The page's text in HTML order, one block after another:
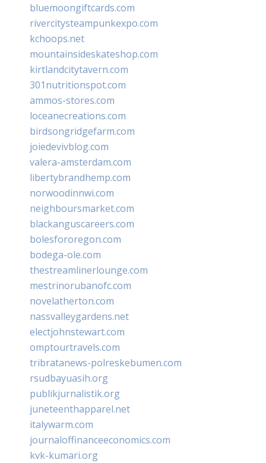
bluemoongiftcards.com
rivercitysteampunkexpo.com
kchoops.net
mountainsideskateshop.com
kirtlandcitytavern.com
301nutritionspot.com
ammos-stores.com
loceanecreations.com
birdsongridgefarm.com
joiedevivblog.com
valera-amsterdam.com
libertybrandhemp.com
norwoodinnwi.com
neighboursmarket.com
blackanguscareers.com
bolesfororegon.com
bodega-ole.com
thestreamlinerlounge.com
mestrinorubanofc.com
novelatherton.com
nassvalleygardens.net
electjohnstewart.com
omptourtravels.com
tribratanews-polreskebumen.com
rsudbayuasih.org
publikjurnalistik.org
juneteenthapparel.net
italywarm.com
journaloffinanceeconomics.com
kvk-kumari.org